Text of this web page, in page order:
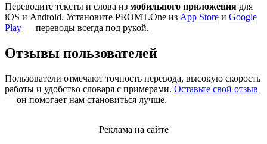
Переводите тексты и слова из мобильного приложения для
iOS и Android. Установите PROMT.One из App Store и Google
Play — переводы всегда под рукой.
Отзывы пользователей
Пользователи отмечают точность перевода, высокую скорость
работы и удобство словаря с примерами. Оставьте свой отзыв
— он помогает нам становиться лучше.
Реклама на сайте